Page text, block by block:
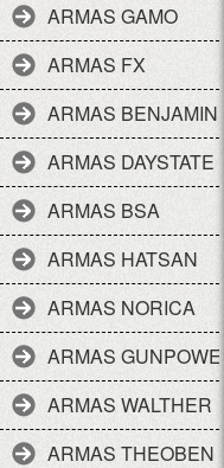
ARMAS GAMO
ARMAS FX
ARMAS BENJAMIN
ARMAS DAYSTATE
ARMAS BSA
ARMAS HATSAN
ARMAS NORICA
ARMAS GUNPOWER
ARMAS WALTHER
ARMAS THEOBEN